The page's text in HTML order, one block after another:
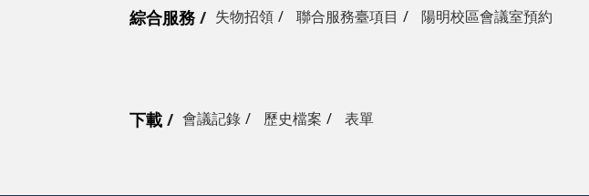
綜合服務 失物招領 聯合服務臺項目 陽明校區會議室預約
下載 會議記錄 歷史檔案 表單